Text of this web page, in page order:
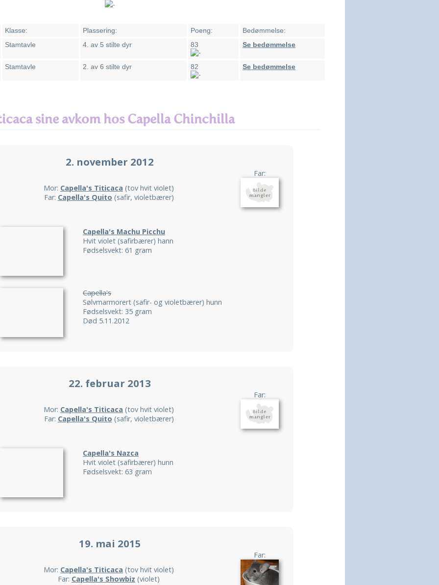
Klasse: Plassering: Poeng:
Bedømmelse:
Stamtavle
4. av 5 stilte dyr 83 Se bedømmelse
Stamtavle 2. av 6 stilte dyr 82 Se bedømmelse
sine avkom hos Capella Chinchilla
2. november 2012
Mor: Capella's Titicaca (tov hvit violet)
Far: Capella's Quito (safir, violetbærer)
Far:
Capella's Machu Picchu
Hvit violet (safirbærer) hann
Fødselsvekt: 61 gram
Capella's
Sølvmarmorert (safir- og violetbærer) hunn
Fødselsvekt: 35 gram
Død 5.11.2012
22. februar 2013
Mor: Capella's Titicaca (tov hvit violet)
Far: Capella's Quito (safir, violetbærer)
Far:
Capella's Nazca
Hvit violet (safirbærer) hunn
Fødselsvekt: 63 gram
19. mai 2015
Mor: Capella's Titicaca (tov hvit violet)
Far: Capella's Showbiz (violet)
Far: